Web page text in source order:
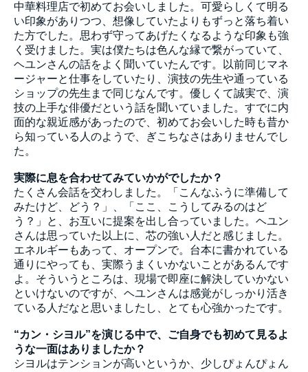
中華料理店で初めてお会いしました。可愛らしくて明る
い印象がありつつ、想像していたよりもずっと落ち着い
た方でした。思わず守ってあげたくなるような印象も強
く受けました。実は僕たちは色んな縁で繋がっていて、
ヘユンさんの話をよく聞いていたんです。以前同じマネ
ージャーと仕事をしていたり、演技の先生や通っている
ショップの先生まで同じなんです。優しくて誠実で、演
技の上手な俳優だという話を聞いていました。すでに内
面的な親近感があったので、初めてお会いした時も昔か
ら知っている人のようで、ぎこちなさはありませんでし
た。
実際に息を合わせてみていかがでしたか？
たくさん会話を交わしました。「こんなふうに準備して
みたけど、どう？」、「ここ、こうしてみるのはど
う？」と、お互いに提案を出し合っていました。ヘユン
さんは思っていた以上に、芯の強い人だと感じました。
エネルギーもあって、オープンで。台本に書かれている
通りにやっても、実際うまくいかないことがあるんです
よ。そういうところは、現場で即座に解決していかない
といけないのですが、ヘユンさんは感覚がしっかり活き
ている人だなと思いましたし、とても心強かったです。
“カン・シヨル”を演じる中で、ご自身でも初めて見るよ
うな一面はありましたか？
シヨルはテンションが高いというか、少しぴょんぴょん